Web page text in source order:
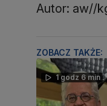
Autor: aw//
ZOBACZ TAKŻE:
1 godz 6 min